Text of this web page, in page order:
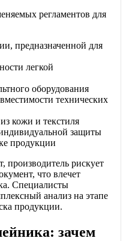
регламентов для
предназначенной для
легкой
оборудования
технических
кожи и текстиля
защиты
продукции
производитель рискует
что влечет
Специалисты
анализ на этапе
продукции.
зачем